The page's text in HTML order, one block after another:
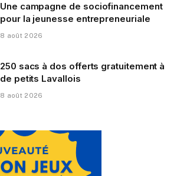
Une campagne de sociofinancement
pour la jeunesse entrepreneuriale
8 août 2026
250 sacs à dos offerts gratuitement à
de petits Lavallois
8 août 2026